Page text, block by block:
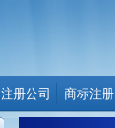
注册公司 商标注册